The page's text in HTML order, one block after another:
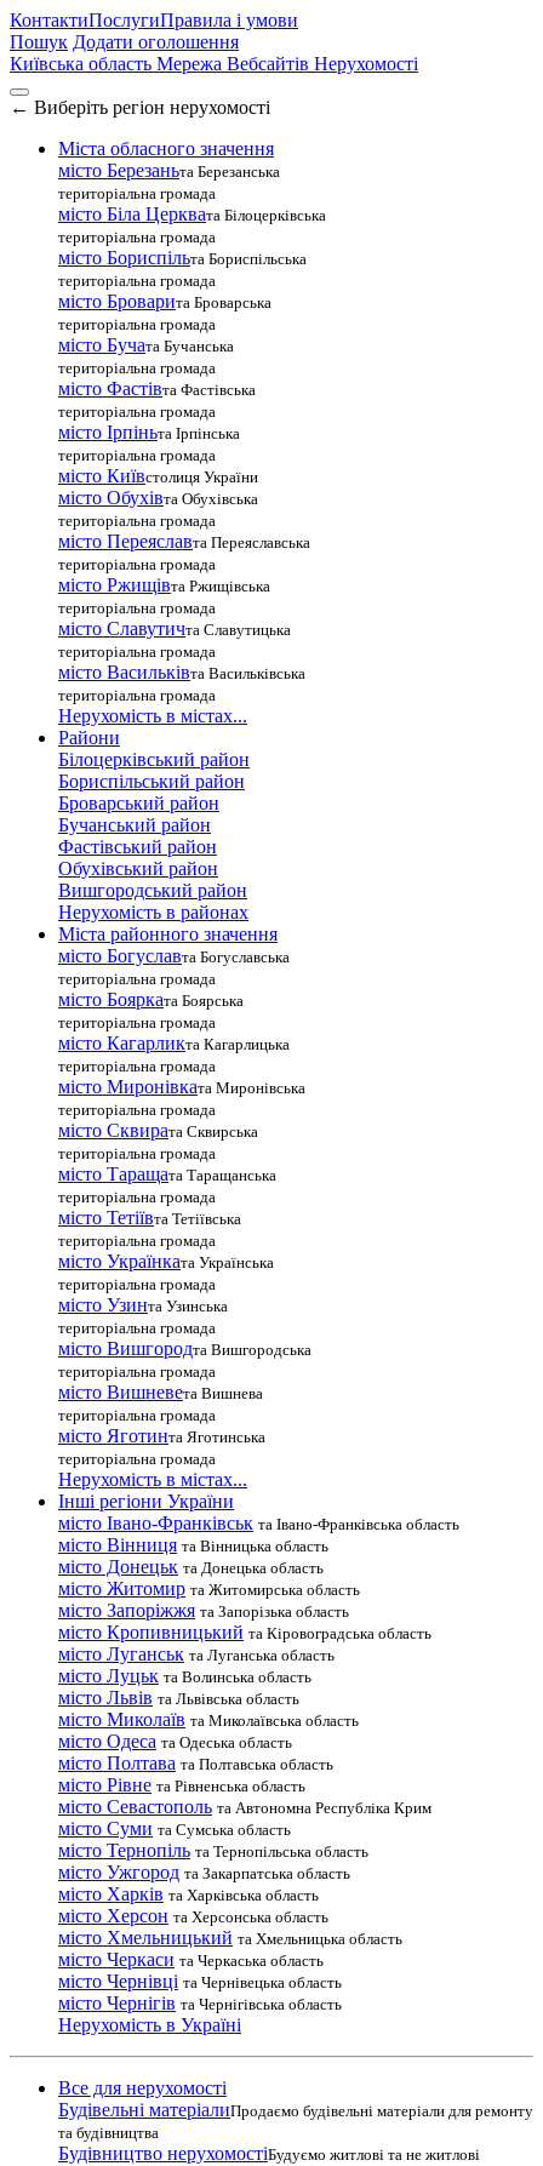
КонтактиПослугиПравила і умови
Пошук Додати оголошення
Київська область Мережа Вебсайтів Нерухомості
← Виберіть регіон нерухомості
Міста обласного значення
місто Березаньта Березанська
територіальна громада
місто Біла Церквата Білоцерківська
територіальна громада
місто Бориспільта Бориспільська
територіальна громада
місто Броварита Броварська
територіальна громада
місто Бучата Бучанська
територіальна громада
місто Фастівта Фастівська
територіальна громада
місто Ірпіньта Ірпінська
територіальна громада
місто Київстолиця України
місто Обухівта Обухівська
територіальна громада
місто Переяславта Переяславська
територіальна громада
місто Ржищівта Ржищівська
територіальна громада
місто Славутичта Славутицька
територіальна громада
місто Василькiвта Васильківська
територіальна громада
Нерухомість в містах...
Райони
Білоцерківський район
Бориспільський район
Броварський район
Бучанський район
Фастівський район
Обухівський район
Вишгородський район
Нерухомість в районах
Міста районного значення
місто Богуславта Богуславська
територіальна громада
місто Боярката Боярська
територіальна громада
місто Кагарликта Кагарлицька
територіальна громада
місто Миронівката Миронівська
територіальна громада
місто Сквирата Сквирська
територіальна громада
місто Таращата Таращанська
територіальна громада
місто Тетіївта Тетіївська
територіальна громада
місто Українката Українська
територіальна громада
місто Узинта Узинська
територіальна громада
місто Вишгородта Вишгородська
територіальна громада
місто Вишневета Вишнева
територіальна громада
місто Яготинта Яготинська
територіальна громада
Нерухомість в містах...
Інші регіони України
місто Івано-Франківськ та Івано-Франківська область
місто Вінниця та Вінницька область
місто Донецьк та Донецька область
місто Житомир та Житомирська область
місто Запоріжжя та Запорізька область
місто Кропивницький та Кіровоградська область
місто Луганськ та Луганська область
місто Луцьк та Волинська область
місто Львів та Львівська область
місто Миколаїв та Миколаївська область
місто Одеса та Одеська область
місто Полтава та Полтавська область
місто Рівне та Рівненська область
місто Севастополь та Автономна Республіка Крим
місто Суми та Сумська область
місто Тернопіль та Тернопільська область
місто Ужгород та Закарпатська область
місто Харків та Харківська область
місто Херсон та Херсонська область
місто Хмельницький та Хмельницька область
місто Черкаси та Черкаська область
місто Чернівці та Чернівецька область
місто Чернігів та Чернігівська область
Нерухомість в Україні
Все для нерухомості
Будівельні матеріалиПродаємо будівельні матеріали для ремонту
та будівництва
Будівництво нерухомостіБудуємо житлові та не житлові